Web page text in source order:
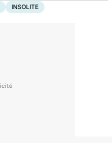
INSOLITE